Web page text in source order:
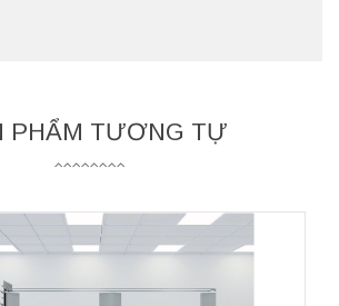
PHẨM TƯƠNG TỰ